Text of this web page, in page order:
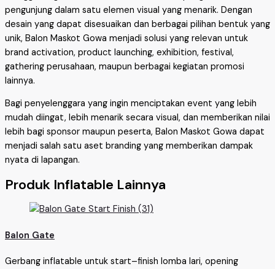
pengunjung dalam satu elemen visual yang menarik. Dengan
desain yang dapat disesuaikan dan berbagai pilihan bentuk yang
unik, Balon Maskot Gowa menjadi solusi yang relevan untuk
brand activation, product launching, exhibition, festival,
gathering perusahaan, maupun berbagai kegiatan promosi
lainnya.
Bagi penyelenggara yang ingin menciptakan event yang lebih
mudah diingat, lebih menarik secara visual, dan memberikan nilai
lebih bagi sponsor maupun peserta, Balon Maskot Gowa dapat
menjadi salah satu aset branding yang memberikan dampak
nyata di lapangan.
Produk Inflatable Lainnya
Balon Gate
Gerbang inflatable untuk start–finish lomba lari, opening